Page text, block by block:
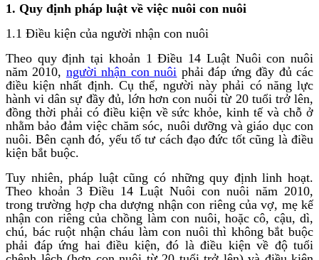
1. Quy định pháp luật về việc nuôi con nuôi
1.1 Điều kiện của người nhận con nuôi
Theo quy định tại khoản 1 Điều 14 Luật Nuôi con nuôi
năm 2010, người nhận con nuôi phải đáp ứng đầy đủ các
điều kiện nhất định. Cụ thể, người này phải có năng lực
hành vi dân sự đầy đủ, lớn hơn con nuôi từ 20 tuổi trở lên,
đồng thời phải có điều kiện về sức khỏe, kinh tế và chỗ ở
nhằm bảo đảm việc chăm sóc, nuôi dưỡng và giáo dục con
nuôi. Bên cạnh đó, yếu tố tư cách đạo đức tốt cũng là điều
kiện bắt buộc.
Tuy nhiên, pháp luật cũng có những quy định linh hoạt.
Theo khoản 3 Điều 14 Luật Nuôi con nuôi năm 2010,
trong trường hợp cha dượng nhận con riêng của vợ, mẹ kế
nhận con riêng của chồng làm con nuôi, hoặc cô, cậu, dì,
chú, bác ruột nhận cháu làm con nuôi thì không bắt buộc
phải đáp ứng hai điều kiện, đó là điều kiện về độ tuổi